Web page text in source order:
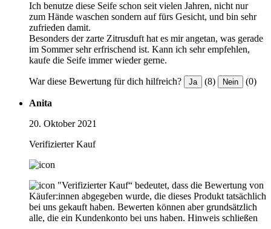
Ich benutze diese Seife schon seit vielen Jahren, nicht nur
zum Hände waschen sondern auf fürs Gesicht, und bin sehr
zufrieden damit.
Besonders der zarte Zitrusduft hat es mir angetan, was gerade
im Sommer sehr erfrischend ist. Kann ich sehr empfehlen,
kaufe die Seife immer wieder gerne.
War diese Bewertung für dich hilfreich? Ja (8) Nein (0)
Anita
20. Oktober 2021
Verifizierter Kauf
"Verifizierter Kauf“ bedeutet, dass die Bewertung von
Käufer:innen abgegeben wurde, die dieses Produkt tatsächlich
bei uns gekauft haben. Bewerten können aber grundsätzlich
alle, die ein Kundenkonto bei uns haben. Hinweis schließen